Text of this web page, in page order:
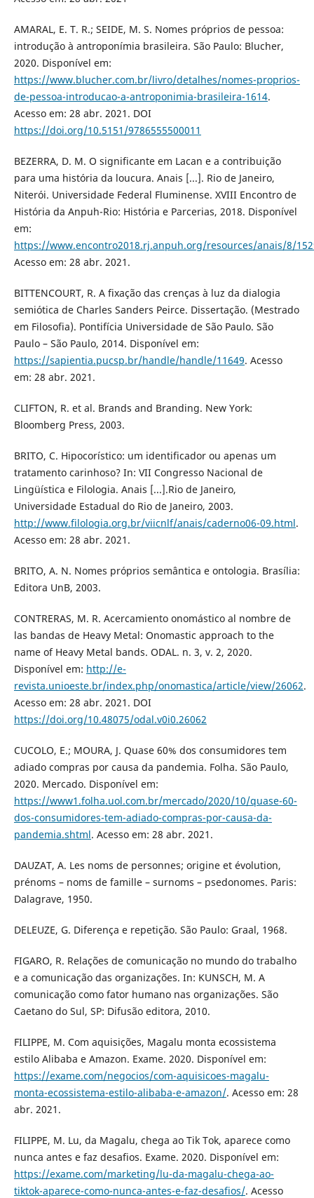
AMARAL, E. T. R.; SEIDE, M. S. Nomes próprios de pessoa:
introdução à antroponímia brasileira. São Paulo: Blucher,
2020. Disponível em:
https://www.blucher.com.br/livro/detalhes/nomes-proprios-
de-pessoa-introducao-a-antroponimia-brasileira-1614.
Acesso em: 28 abr. 2021. DOI
https://doi.org/10.5151/9786555500011
BEZERRA, D. M. O significante em Lacan e a contribuição
para uma história da loucura. Anais [...]. Rio de Janeiro,
Niterói. Universidade Federal Fluminense. XVIII Encontro de
História da Anpuh-Rio: História e Parcerias, 2018. Disponível
em:
https://www.encontro2018.rj.anpuh.org/resources/anais/8/
Acesso em: 28 abr. 2021.
BITTENCOURT, R. A fixação das crenças à luz da dialogia
semiótica de Charles Sanders Peirce. Dissertação. (Mestrado
em Filosofia). Pontifícia Universidade de São Paulo. São
Paulo – São Paulo, 2014. Disponível em:
https://sapientia.pucsp.br/handle/handle/11649. Acesso
em: 28 abr. 2021.
CLIFTON, R. et al. Brands and Branding. New York:
Bloomberg Press, 2003.
BRITO, C. Hipocorístico: um identificador ou apenas um
tratamento carinhoso? In: VII Congresso Nacional de
Lingüística e Filologia. Anais [...].Rio de Janeiro,
Universidade Estadual do Rio de Janeiro, 2003.
http://www.filologia.org.br/viicnlf/anais/caderno06-09.html.
Acesso em: 28 abr. 2021.
BRITO, A. N. Nomes próprios semântica e ontologia. Brasília:
Editora UnB, 2003.
CONTRERAS, M. R. Acercamiento onomástico al nombre de
las bandas de Heavy Metal: Onomastic approach to the
name of Heavy Metal bands. ODAL. n. 3, v. 2, 2020.
Disponível em: http://e-
revista.unioeste.br/index.php/onomastica/article/view/26062.
Acesso em: 28 abr. 2021. DOI
https://doi.org/10.48075/odal.v0i0.26062
CUCOLO, E.; MOURA, J. Quase 60% dos consumidores tem
adiado compras por causa da pandemia. Folha. São Paulo,
2020. Mercado. Disponível em:
https://www1.folha.uol.com.br/mercado/2020/10/quase-60-
dos-consumidores-tem-adiado-compras-por-causa-da-
pandemia.shtml. Acesso em: 28 abr. 2021.
DAUZAT, A. Les noms de personnes; origine et évolution,
prénoms – noms de famille – surnoms – psedonomes. Paris:
Dalagrave, 1950.
DELEUZE, G. Diferença e repetição. São Paulo: Graal, 1968.
FIGARO, R. Relações de comunicação no mundo do trabalho
e a comunicação das organizações. In: KUNSCH, M. A
comunicação como fator humano nas organizações. São
Caetano do Sul, SP: Difusão editora, 2010.
FILIPPE, M. Com aquisições, Magalu monta ecossistema
estilo Alibaba e Amazon. Exame. 2020. Disponível em:
https://exame.com/negocios/com-aquisicoes-magalu-
monta-ecossistema-estilo-alibaba-e-amazon/. Acesso em: 28
abr. 2021.
FILIPPE, M. Lu, da Magalu, chega ao Tik Tok, aparece como
nunca antes e faz desafios. Exame. 2020. Disponível em:
https://exame.com/marketing/lu-da-magalu-chega-ao-
tiktok-aparece-como-nunca-antes-e-faz-desafios/. Acesso